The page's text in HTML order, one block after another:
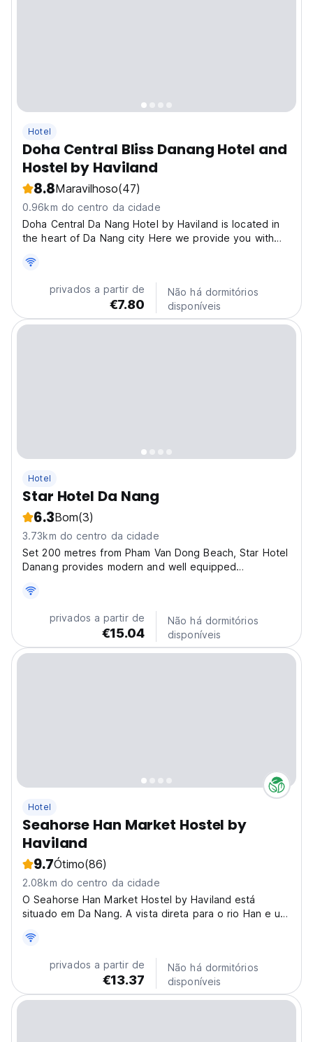
Hotel
Doha Central Bliss Danang Hotel and
Hostel by Haviland
8.8Maravilhoso(47)
0.96km do centro da cidade
Doha Central Da Nang Hotel by Haviland is located in
the heart of Da Nang city Here we provide you with
support - Daily towels provided - Daily housekeeping
service - Free mineral water provided upon check-in...
privados a partir de
€7.80
Não há dormitórios
disponíveis
Hotel
Star Hotel Da Nang
6.3Bom(3)
3.73km do centro da cidade
Set 200 metres from Pham Van Dong Beach, Star Hotel
Danang provides modern and well equipped
available throughout the property. Spacious and
luxurious, the rooms are fully air conditioned and offer
a comfortable...
privados a partir de
€15.04
Não há dormitórios
disponíveis
Hotel
Seahorse Han Market Hostel by
Haviland
9.7Ótimo(86)
2.08km do centro da cidade
O Seahorse Han Market Hostel by Haviland está
situado em Da Nang. A vista direta para o rio Han e um
privados a partir de
€13.37
Não há dormitórios
disponíveis